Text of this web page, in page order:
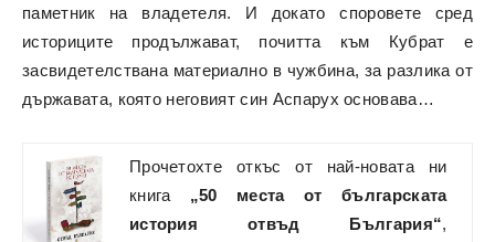
паметник на владетеля. И докато споровете сред
историците продължават, почитта към Кубрат е
засвидетелствана материално в чужбина, за разлика от
държавата, която неговият син Аспарух основава…
Прочетохте откъс от най-новата ни
книга „50 места от българската
история отвъд България“,